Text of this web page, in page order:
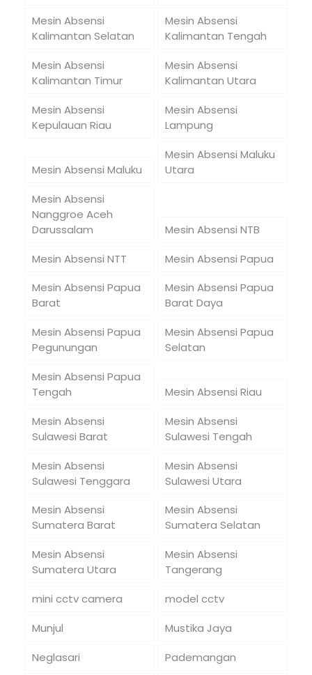
Mesin Absensi
Kalimantan Selatan
Mesin Absensi
Kalimantan Tengah
Mesin Absensi
Kalimantan Timur
Mesin Absensi
Kalimantan Utara
Mesin Absensi
Kepulauan Riau
Mesin Absensi
Lampung
Mesin Absensi Maluku
Mesin Absensi Maluku
Utara
Mesin Absensi
Nanggroe Aceh
Darussalam
Mesin Absensi NTB
Mesin Absensi NTT
Mesin Absensi Papua
Mesin Absensi Papua
Barat
Mesin Absensi Papua
Barat Daya
Mesin Absensi Papua
Pegunungan
Mesin Absensi Papua
Selatan
Mesin Absensi Papua
Tengah
Mesin Absensi Riau
Mesin Absensi
Sulawesi Barat
Mesin Absensi
Sulawesi Tengah
Mesin Absensi
Sulawesi Tenggara
Mesin Absensi
Sulawesi Utara
Mesin Absensi
Sumatera Barat
Mesin Absensi
Sumatera Selatan
Mesin Absensi
Sumatera Utara
Mesin Absensi
Tangerang
mini cctv camera
model cctv
Munjul
Mustika Jaya
Neglasari
Pademangan